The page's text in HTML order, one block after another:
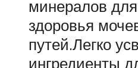
минералов
здоровья
путей.Легко
ингредиенты